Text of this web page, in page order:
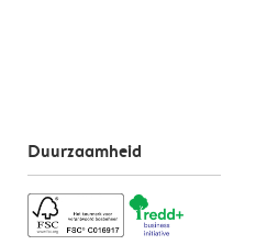
Duurzaamheid